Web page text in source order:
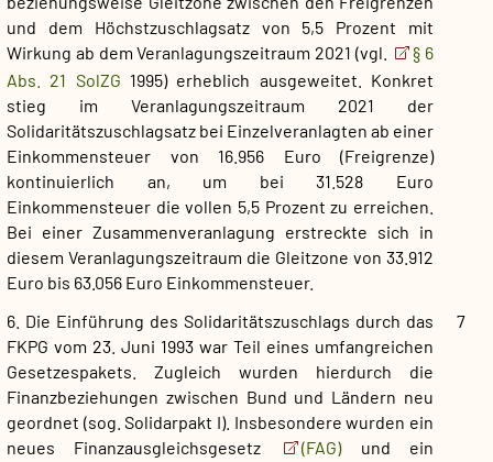
und dem Höchstzuschlagsatz von 5,5 Prozent mit
Wirkung ab dem Veranlagungszeitraum 2021 (vgl.
§ 6
Abs. 21 SolZG 1995) erheblich ausgeweitet. Konkret
stieg im Veranlagungszeitraum 2021 der
Solidaritätszuschlagsatz bei Einzelveranlagten ab einer
Einkommensteuer von 16.956 Euro (Freigrenze)
kontinuierlich an, um bei 31.528 Euro
Einkommensteuer die vollen 5,5 Prozent zu erreichen.
Bei einer Zusammenveranlagung erstreckte sich in
diesem Veranlagungszeitraum die Gleitzone von 33.912
Euro bis 63.056 Euro Einkommensteuer.
7
6. Die Einführung des Solidaritätszuschlags durch das
FKPG vom 23. Juni 1993 war Teil eines umfangreichen
Gesetzespakets. Zugleich wurden hierdurch die
Finanzbeziehungen zwischen Bund und Ländern neu
geordnet (sog. Solidarpakt I). Insbesondere wurden ein
neues Finanzausgleichsgesetz
(FAG)und ein